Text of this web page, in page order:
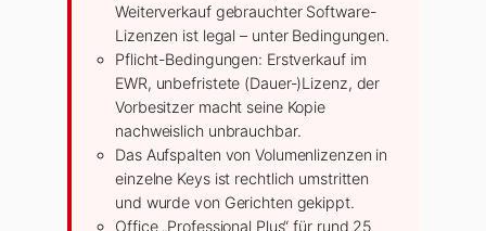
Weiterverkauf gebrauchter Software-
Lizenzen ist legal – unter Bedingungen.
Pflicht-Bedingungen: Erstverkauf im
EWR, unbefristete (Dauer-)Lizenz, der
Vorbesitzer macht seine Kopie
nachweislich unbrauchbar.
Das Aufspalten von Volumenlizenzen in
einzelne Keys ist rechtlich umstritten
und wurde von Gerichten gekippt.
Office „Professional Plus“ für rund 25